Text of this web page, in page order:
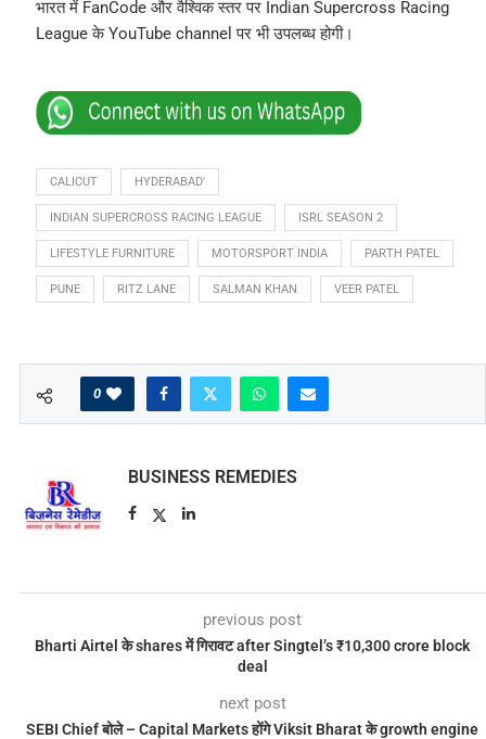
भारत में FanCode और वैश्विक स्तर पर Indian Supercross Racing
League के YouTube channel पर भी उपलब्ध होगी।
CALICUT HYDERABAD'
INDIAN SUPERCROSS RACING LEAGUE ISRL SEASON 2
LIFESTYLE FURNITURE MOTORSPORT INDIA PARTH PATEL
PUNE RITZ LANE SALMAN KHAN VEER PATEL
0
BUSINESS REMEDIES
previous post
Bharti Airtel के shares में गिरावट after Singtel’s ₹10,300 crore block
deal
next post
SEBI Chief बोले – Capital Markets होंगे Viksit Bharat के growth engine